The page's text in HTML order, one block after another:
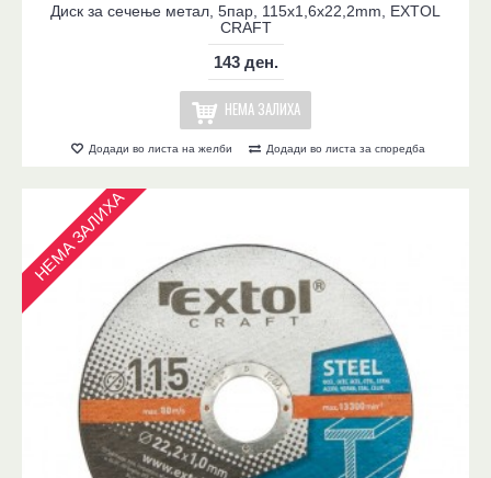
Диск за сечење метал, 5пар, 115x1,6x22,2mm, EXTOL
CRAFT
143 ден.
НЕМА ЗАЛИХА
Додади во листа на желби Додади во листа за споредба
НЕМА ЗАЛИХА